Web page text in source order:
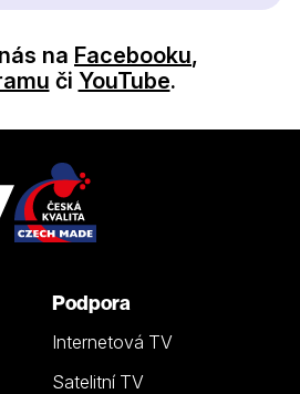
na Facebooku,
či YouTube.
Podpora
Internetová TV
Satelitní TV